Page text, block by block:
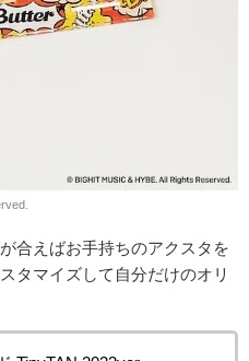
合えばお手持ちのアクスタを
タマイズして自分だけのオリ